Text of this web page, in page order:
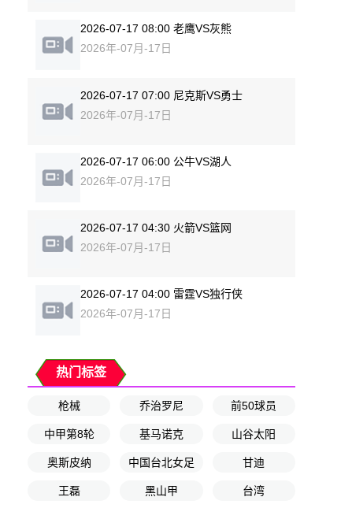
2026-07-17 08:00 老鹰VS灰熊
2026年-07月-17日
2026-07-17 07:00 尼克斯VS勇士
2026年-07月-17日
2026-07-17 06:00 公牛VS湖人
2026年-07月-17日
2026-07-17 04:30 火箭VS篮网
2026年-07月-17日
2026-07-17 04:00 雷霆VS独行侠
2026年-07月-17日
热门标签
枪械 乔治罗尼 前50球员
中甲第8轮 基马诺克 山谷太阳
奥斯皮纳 中国台北女足 甘迪
王磊 黑山甲 台湾